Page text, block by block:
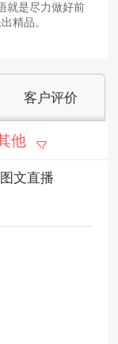
就是尽力做好前
精品。
客户评价
他
图文直播